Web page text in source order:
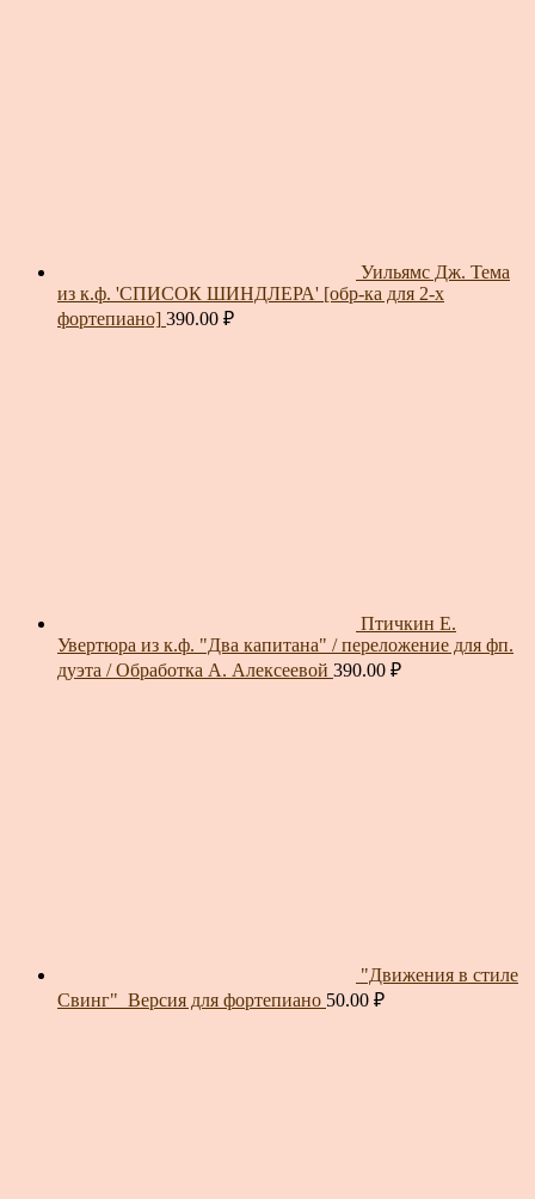
Уильямс Дж. Тема
из к.ф. 'СПИСОК ШИНДЛЕРА' [обр-ка для 2-х
фортепиано] 390.00 ₽
Птичкин Е.
Увертюра из к.ф. "Два капитана" / переложение для фп.
дуэта / Обработка А. Алексеевой 390.00 ₽
"Движения в стиле
Свинг"_Версия для фортепиано 50.00 ₽